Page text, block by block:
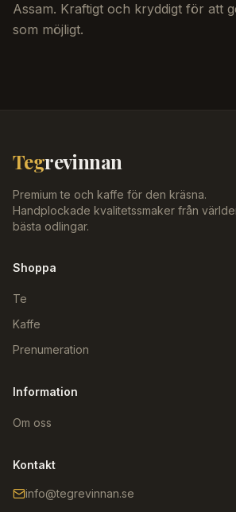
Assam. Kraftigt och kryddigt för att
som möjligt.
Tegrevinnan
Premium te och kaffe för den kräsna.
Handplockade kvalitetssmaker från
bästa odlingar.
Shoppa
Te
Kaffe
Prenumeration
Information
Om oss
Kontakt
info@tegrevinnan.se